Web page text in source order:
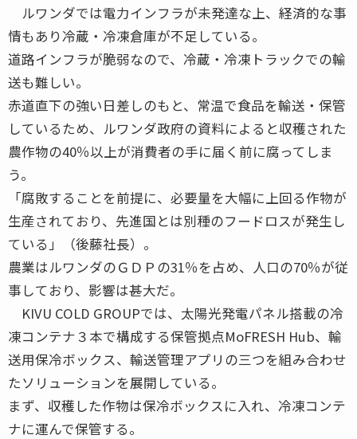
ルワンダでは電力インフラが未発達な上、経済的な事
情もあり冷蔵・冷凍倉庫が不足している。
道路インフラが脆弱なので、冷蔵・冷凍トラックでの輸
送も難しい。
赤道直下の強い日差しのもと、常温で食品を輸送・保管
しているため、ルワンダ政府の資料によると収穫された
農作物の40％以上が消費者の手に届く前に腐ってしま
う。
「腐敗することを前提に、必要量を大幅に上回る作物が
生産されており、先進国とは別種のフードロスが発生し
ている」（後藤社長）。
農業はルワンダのＧＤＰの31％を占め、人口の70％が従
事しており、影響は甚大だ。
KIVU COLD GROUPでは、太陽光発電パネル搭載の冷
凍コンテナ３本で構成する保管拠点MoFRESH Hub、輸
送用保冷ボックス、輸送管理アプリの三つを組み合わせ
たソリューションを展開している。
まず、収穫した作物は保冷ボックスに入れ、冷凍コンテ
ナに運んで保管する。